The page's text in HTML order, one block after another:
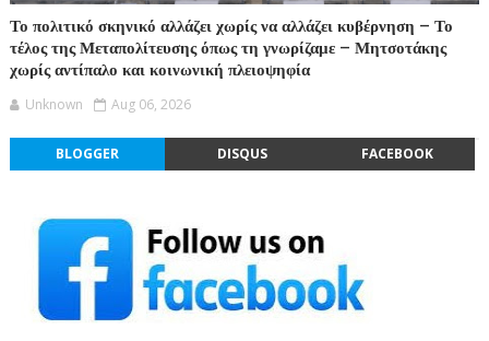
Το πολιτικό σκηνικό αλλάζει χωρίς να αλλάζει κυβέρνηση – Το
τέλος της Μεταπολίτευσης όπως τη γνωρίζαμε – Μητσοτάκης
χωρίς αντίπαλο και κοινωνική πλειοψηφία
Unknown Aug 06, 2026
BLOGGER DISQUS FACEBOOK